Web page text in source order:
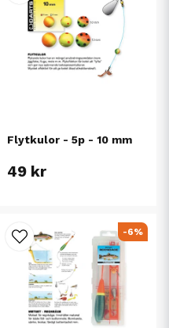
Flytkulor - 5p - 10 mm
49 kr
-6%